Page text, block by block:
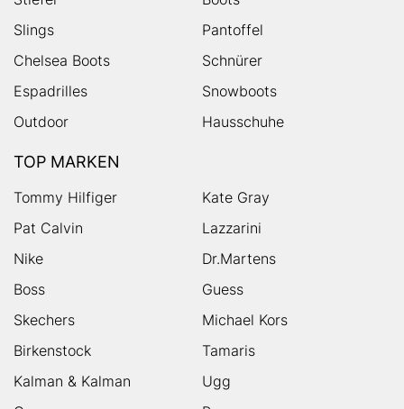
Slings
Pantoffel
Chelsea Boots
Schnürer
Espadrilles
Snowboots
Outdoor
Hausschuhe
TOP MARKEN
Tommy Hilfiger
Kate Gray
Pat Calvin
Lazzarini
Nike
Dr.Martens
Boss
Guess
Skechers
Michael Kors
Birkenstock
Tamaris
Kalman & Kalman
Ugg